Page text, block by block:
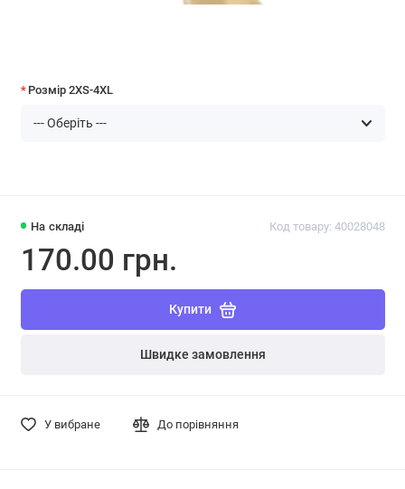
На складі Код товару: 40028048
170.00 грн.
Купити
Швидке замовлення
У вибране До порівняння
Розмір 2XS-4XL